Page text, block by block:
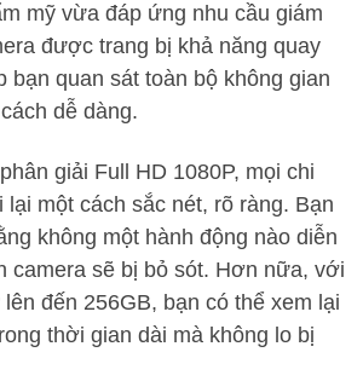
mỹ vừa đáp ứng nhu cầu giám
được trang bị khả năng quay
bạn quan sát toàn bộ không gian
dễ dàng.
giải Full HD 1080P, mọi chi
một cách sắc nét, rõ ràng. Bạn
không một hành động nào diễn
camera sẽ bị bỏ sót. Hơn nữa, với
đến 256GB, bạn có thể xem lại
thời gian dài mà không lo bị